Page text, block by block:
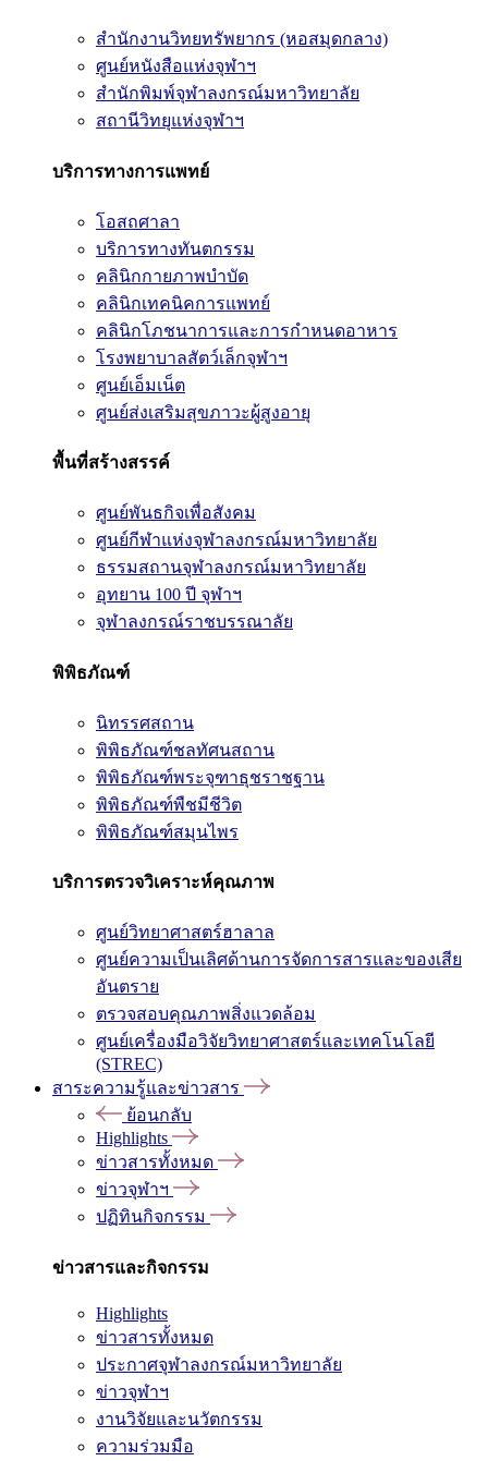
สำนักงานวิทยทรัพยากร (หอสมุดกลาง)
ศูนย์หนังสือแห่งจุฬาฯ
สำนักพิมพ์จุฬาลงกรณ์มหาวิทยาลัย
สถานีวิทยุแห่งจุฬาฯ
บริการทางการแพทย์
โอสถศาลา
บริการทางทันตกรรม
คลินิกกายภาพบำบัด
คลินิกเทคนิคการแพทย์
คลินิกโภชนาการและการกำหนดอาหาร
โรงพยาบาลสัตว์เล็กจุฬาฯ
ศูนย์เอ็มเน็ต
ศูนย์ส่งเสริมสุขภาวะผู้สูงอายุ
พื้นที่สร้างสรรค์
ศูนย์พันธกิจเพื่อสังคม
ศูนย์กีฬาแห่งจุฬาลงกรณ์มหาวิทยาลัย
ธรรมสถานจุฬาลงกรณ์มหาวิทยาลัย
อุทยาน 100 ปี จุฬาฯ
จุฬาลงกรณ์ราชบรรณาลัย
พิพิธภัณฑ์
นิทรรศสถาน
พิพิธภัณฑ์ชลทัศนสถาน
พิพิธภัณฑ์พระจุฑาธุชราชฐาน
พิพิธภัณฑ์พืชมีชีวิต
พิพิธภัณฑ์สมุนไพร
บริการตรวจวิเคราะห์คุณภาพ
ศูนย์วิทยาศาสตร์ฮาลาล
ศูนย์ความเป็นเลิศด้านการจัดการสารและของเสีย
อันตราย
ตรวจสอบคุณภาพสิ่งแวดล้อม
ศูนย์เครื่องมือวิจัยวิทยาศาสตร์และเทคโนโลยี
(STREC)
สาระความรู้และข่าวสาร
ย้อนกลับ
Highlights
ข่าวสารทั้งหมด
ข่าวจุฬาฯ
ปฏิทินกิจกรรม
ข่าวสารและกิจกรรม
Highlights
ข่าวสารทั้งหมด
ประกาศจุฬาลงกรณ์มหาวิทยาลัย
ข่าวจุฬาฯ
งานวิจัยและนวัตกรรม
ความร่วมมือ